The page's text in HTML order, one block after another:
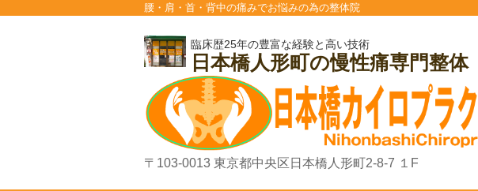
腰・肩・首・背中の痛みでお悩みの為の整体院
臨床歴25年の豊富な経験と高い技術
日本橋人形町の慢性痛専門整体
〒103-0013 東京都中央区日本橋人形町2-8-7 １F